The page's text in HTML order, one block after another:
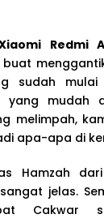
Redmi
sudah mulai
yang mudah
melimpah,
apa-apa di
Hamzah
jelas.
Cakwar